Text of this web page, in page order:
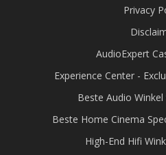
Privacy
AudioExpert
Experience Center -
Beste Audio
Beste Home Cinema
High-End Hifi